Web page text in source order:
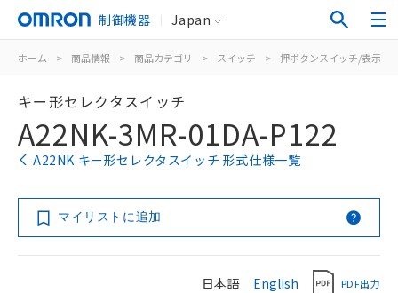
制御機器 Japan
ホーム > 商品情報 > 商品カテゴリ > スイッチ > 押ボタンスイッチ/表示灯
キー形セレクタスイッチ
A22NK-3MR-01DA-P122
A22NK キー形セレクタスイッチ 形式仕様一覧
マイリストに追加
日本語 English PDF出力